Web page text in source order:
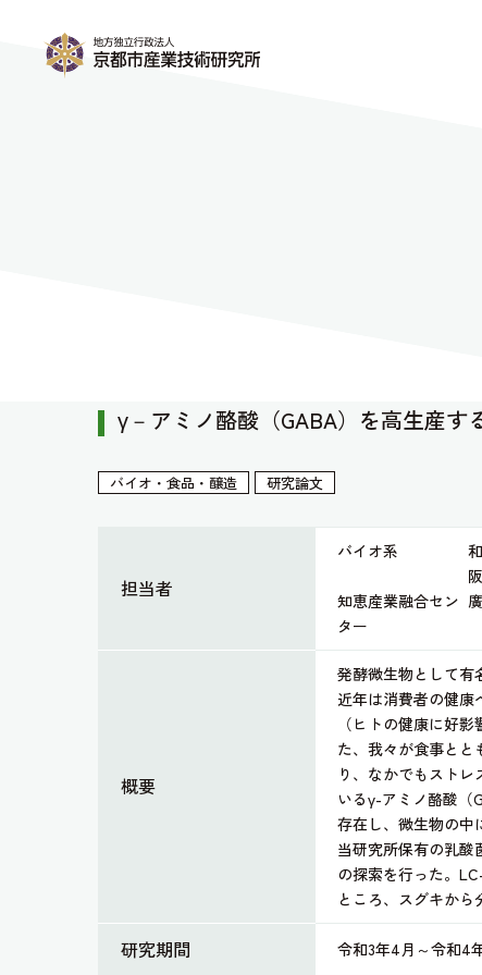
γ－アミノ酪酸（GABA）を高生産す
バイオ・食品・醸造 研究論文
担当者
バイオ系
知恵産業融合セン
ター
概要
発酵微生物として有
近年は消費者の健康
（ヒトの健康に好
た、我々が食事とと
り、なかでもスト
いるγ-アミノ酪酸（
存在し、微生物の中
当研究所保有の乳酸
の探索を行った。
ところ、スグキか
研究期間 令和3年4月～令和4